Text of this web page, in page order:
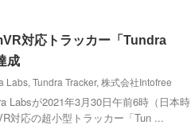
対応トラッカー「Tundra
成
Labs, Tundra Tracker, 株式会社Intofree
Labsが2021年3月30日午前6時（日本時
対応の超小型トラッカー「Tun ...